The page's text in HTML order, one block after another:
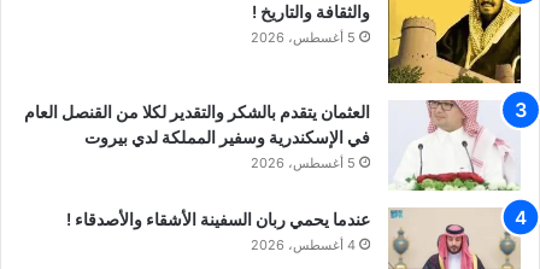
والثقافة والتاريخ !
5 أغسطس، 2026
العثمان يتقدم بالشكر والتقدير لكلا من القنصل العام
في الإسكندرية وسفير المملكة لدي بيروت
5 أغسطس، 2026
عندما يحمي ربان السفينة الأشقاء والأصدقاء !
4 أغسطس، 2026